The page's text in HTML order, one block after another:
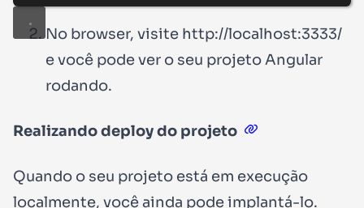
No browser, visite http://localhost:3333/
e você pode ver o seu projeto Angular
rodando.
Realizando deploy do projeto
Quando o seu projeto está em execução
localmente, você ainda pode implantá-lo.